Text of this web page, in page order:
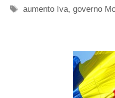
Tag
aumento Iva,governo